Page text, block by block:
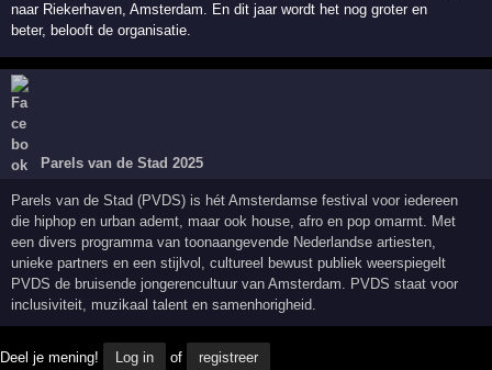
naar Riekerhaven, Amsterdam. En dit jaar wordt het nog groter en
beter, belooft de organisatie.
Parels van de Stad 2025
Parels van de Stad (PVDS) is hét Amsterdamse festival voor iedereen
die hiphop en urban ademt, maar ook house, afro en pop omarmt. Met
een divers programma van toonaangevende Nederlandse artiesten,
unieke partners en een stijlvol, cultureel bewust publiek weerspiegelt
PVDS de bruisende jongerencultuur van Amsterdam. PVDS staat voor
inclusiviteit, muzikaal talent en samenhorigheid.
Deel je mening! Log in of registreer